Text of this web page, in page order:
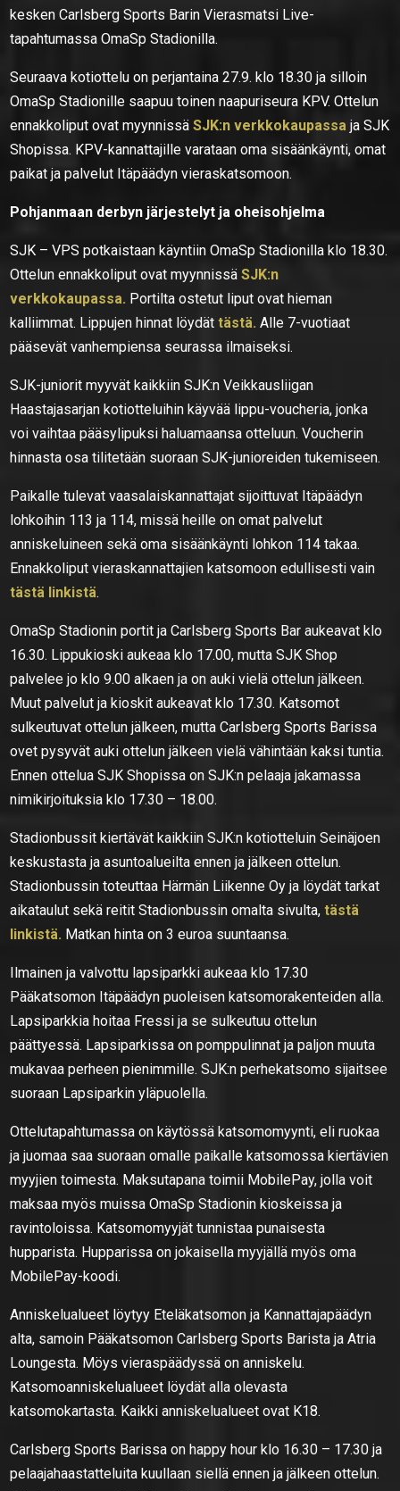
kesken Carlsberg Sports Barin Vierasmatsi Live-
tapahtumassa OmaSp Stadionilla.
Seuraava kotiottelu on perjantaina 27.9. klo 18.30 ja silloin
OmaSp Stadionille saapuu toinen naapuriseura KPV. Ottelun
ennakkoliput ovat myynnissäSJK:n verkkokaupassaja SJK
Shopissa. KPV-kannattajille varataan oma sisäänkäynti, omat
paikat ja palvelut Itäpäädyn vieraskatsomoon.
Pohjanmaan derbyn järjestelyt ja oheisohjelma
SJK – VPS potkaistaan käyntiin OmaSp Stadionilla klo 18.30.
Ottelun ennakkoliput ovat myynnissäSJK:n
verkkokaupassa. Portilta ostetut liput ovat hieman
kalliimmat. Lippujen hinnat löydättästä. Alle 7-vuotiaat
pääsevät vanhempiensa seurassa ilmaiseksi.
SJK-juniorit myyvät kaikkiin SJK:n Veikkausliigan
Haastajasarjan kotiotteluihin käyvää lippu-voucheria, jonka
voi vaihtaa pääsylipuksi haluamaansa otteluun. Voucherin
hinnasta osa tilitetään suoraan SJK-junioreiden tukemiseen.
Paikalle tulevat vaasalaiskannattajat sijoittuvat Itäpäädyn
lohkoihin 113 ja 114, missä heille on omat palvelut
anniskeluineen sekä oma sisäänkäynti lohkon 114 takaa.
Ennakkoliput vieraskannattajien katsomoon edullisesti vain
tästä linkistä.
OmaSp Stadionin portit ja Carlsberg Sports Bar aukeavat klo
16.30. Lippukioski aukeaa klo 17.00, mutta SJK Shop
palvelee jo klo 9.00 alkaen ja on auki vielä ottelun jälkeen.
Muut palvelut ja kioskit aukeavat klo 17.30. Katsomot
sulkeutuvat ottelun jälkeen, mutta Carlsberg Sports Barissa
ovet pysyvät auki ottelun jälkeen vielä vähintään kaksi tuntia.
Ennen ottelua SJK Shopissa on SJK:n pelaaja jakamassa
nimikirjoituksia klo 17.30 – 18.00.
Stadionbussit kiertävät kaikkiin SJK:n kotiotteluin Seinäjoen
keskustasta ja asuntoalueilta ennen ja jälkeen ottelun.
Stadionbussin toteuttaa Härmän Liikenne Oy ja löydät tarkat
aikataulut sekä reitit Stadionbussin omalta sivulta,tästä
linkistä. Matkan hinta on 3 euroa suuntaansa.
Ilmainen ja valvottu lapsiparkki aukeaa klo 17.30
Pääkatsomon Itäpäädyn puoleisen katsomorakenteiden alla.
Lapsiparkkia hoitaa Fressi ja se sulkeutuu ottelun
päättyessä. Lapsiparkissa on pomppulinnat ja paljon muuta
mukavaa perheen pienimmille. SJK:n perhekatsomo sijaitsee
suoraan Lapsiparkin yläpuolella.
Ottelutapahtumassa on käytössä katsomomyynti, eli ruokaa
ja juomaa saa suoraan omalle paikalle katsomossa kiertävien
myyjien toimesta. Maksutapana toimii MobilePay, jolla voit
maksaa myös muissa OmaSp Stadionin kioskeissa ja
ravintoloissa. Katsomomyyjät tunnistaa punaisesta
hupparista. Hupparissa on jokaisella myyjällä myös oma
MobilePay-koodi.
Anniskelualueet löytyy Eteläkatsomon ja Kannattajapäädyn
alta, samoin Pääkatsomon Carlsberg Sports Barista ja Atria
Loungesta. Möys vieraspäädyssä on anniskelu.
Katsomoanniskelualueet löydät alla olevasta
katsomokartasta. Kaikki anniskelualueet ovat K18.
Carlsberg Sports Barissa on happy hour klo 16.30 – 17.30 ja
pelaajahaastatteluita kuullaan siellä ennen ja jälkeen ottelun.